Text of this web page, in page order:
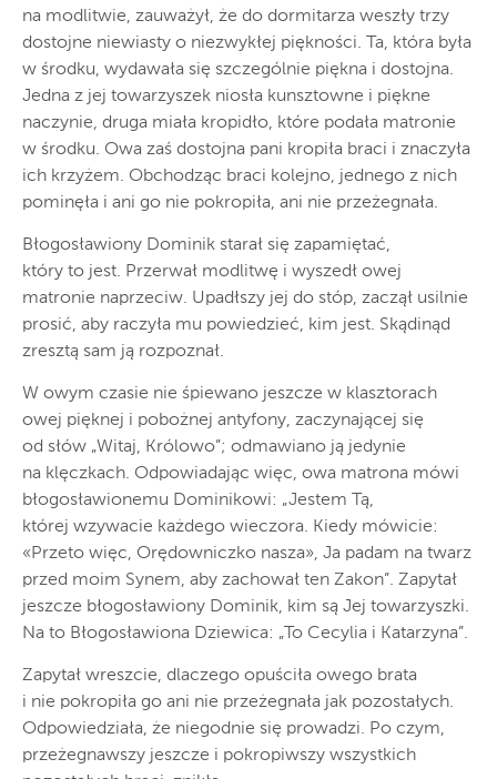
na modlitwie, zauważył, że do dormitarza weszły trzy
dostojne niewiasty o niezwykłej piękności. Ta, która była
w środku, wydawała się szczególnie piękna i dostojna.
Jedna z jej towarzyszek niosła kunsztowne i piękne
naczynie, druga miała kropidło, które podała matronie
w środku. Owa zaś dostojna pani kropiła braci i znaczyła
ich krzyżem. Obchodząc braci kolejno, jednego z nich
pominęła i ani go nie pokropiła, ani nie przeżegnała.
Błogosławiony Dominik starał się zapamiętać,
który to jest. Przerwał modlitwę i wyszedł owej
matronie naprzeciw. Upadłszy jej do stóp, zaczął usilnie
prosić, aby raczyła mu powiedzieć, kim jest. Skądinąd
zresztą sam ją rozpoznał.
W owym czasie nie śpiewano jeszcze w klasztorach
owej pięknej i pobożnej antyfony, zaczynającej się
od słów „Witaj, Królowo”; odmawiano ją jedynie
na klęczkach. Odpowiadając więc, owa matrona mówi
błogosławionemu Dominikowi: „Jestem Tą,
której wzywacie każdego wieczora. Kiedy mówicie:
«Przeto więc, Orędowniczko nasza», Ja padam na twarz
przed moim Synem, aby zachował ten Zakon”. Zapytał
jeszcze błogosławiony Dominik, kim są Jej towarzyszki.
Na to Błogosławiona Dziewica: „To Cecylia i Katarzyna”.
Zapytał wreszcie, dlaczego opuściła owego brata
i nie pokropiła go ani nie przeżegnała jak pozostałych.
Odpowiedziała, że niegodnie się prowadzi. Po czym,
przeżegnawszy jeszcze i pokropiwszy wszystkich